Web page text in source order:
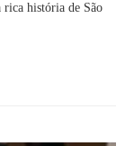
rica história de São